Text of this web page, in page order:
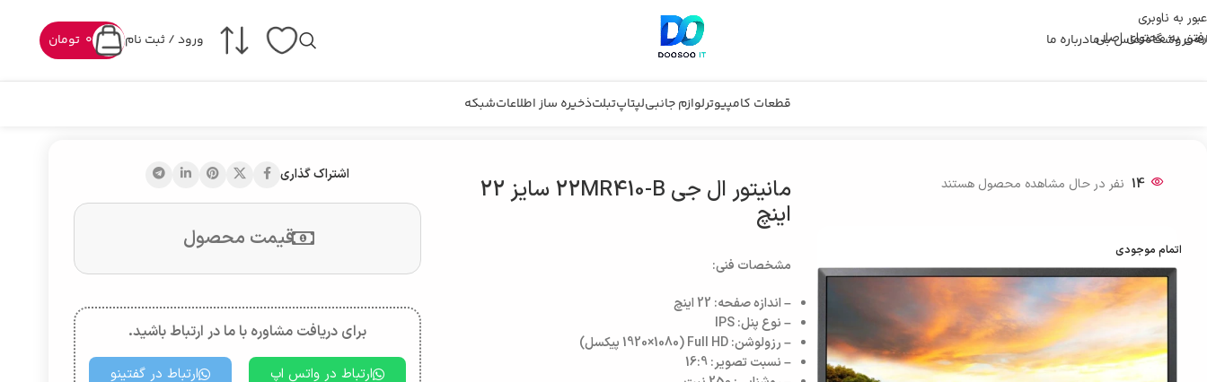
عبور به ناوبری
رفتن به محتوای اصلی
فروشگاهتماس با مادرباره ما ورود / ثبت نام تومان 0
قطعات کامپیوترلوازم جانبیلپتاپتبلتذخیره ساز اطلاعاتشبکه
14 نفر در حال مشاهده محصول هستند
اتمام موجودی
مانیتور ال جی 22MR410-B سایز 22
اینچ
مشخصات فنی:
– اندازه صفحه: 22 اینچ
– نوع پنل: IPS
– رزولوشن: Full HD (1920×1080 پیکسل)
– نسبت تصویر: 16:9
اشتراک گذاری
قیمت محصول
برای دریافت مشاوره با ما در ارتباط باشید.
ارتباط در واتس اپ
ارتباط در گفتینو